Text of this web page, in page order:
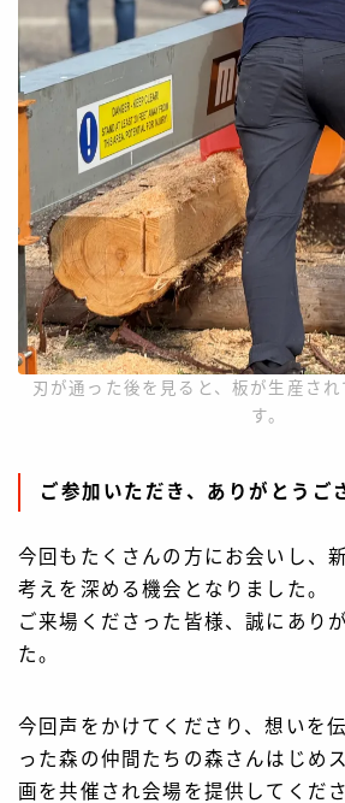
刃が通った後を見ると、板が生産さ
す。
ご参加いただき、ありがとうご
今回もたくさんの方にお会いし、
考えを深める機会となりました。
ご来場くださった皆様、誠にあり
た。
今回声をかけてくださり、想いを
った森の仲間たちの森さんはじめ
画を共催され会場を提供してくだ